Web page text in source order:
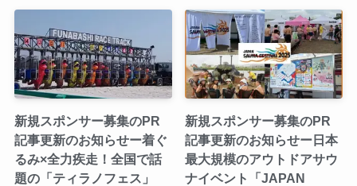
新規スポンサー募集のPR
記事更新のお知らせー着ぐ
るみ×全力疾走！全国で話
題の「ティラノフェス」
新規スポンサー募集のPR
記事更新のお知らせー日本
最大規模のアウトドアサウ
ナイベント「JAPAN